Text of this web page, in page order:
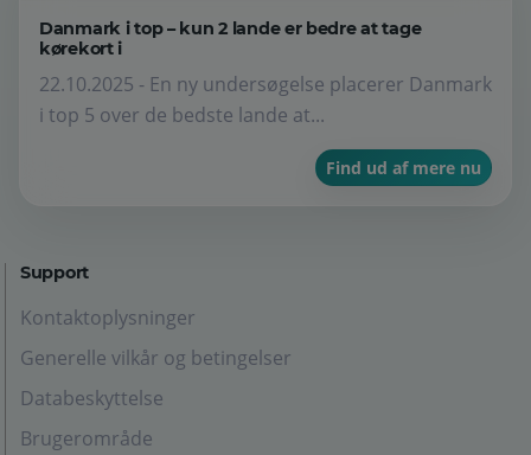
Danmark i top – kun 2 lande er bedre at tage
kørekort i
22.10.2025 - En ny undersøgelse placerer Danmark
i top 5 over de bedste lande at...
Find ud af mere nu
Support
Kontaktoplysninger
Generelle vilkår og betingelser
Databeskyttelse
Brugerområde